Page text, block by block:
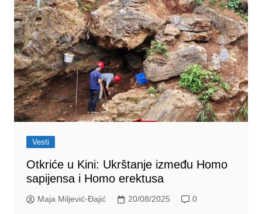
Vesti
Otkriće u Kini: Ukrštanje između Homo
sapijensa i Homo erektusa
Maja Miljević-Đajić 20/08/2025 0